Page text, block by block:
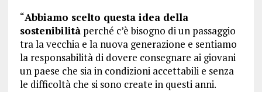
“Abbiamo scelto questa idea della
sostenibilitàperché c’è bisogno di un passaggio
tra la vecchia e la nuova generazione e sentiamo
la responsabilità di dovere consegnare ai giovani
un paese che sia in condizioni accettabili e senza
le difficoltà che si sono create in questi anni.